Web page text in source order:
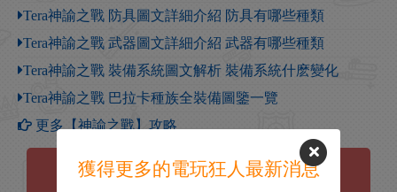
Tera神諭之戰 防具圖文詳細介紹 防具有哪些種類
Tera神諭之戰 武器圖文詳細介紹 武器有哪些種類
Tera神諭之戰 裝備系統圖文解析 裝備系統什麽變化
Tera神諭之戰 巴拉卡種族全裝備圖鑒一覽
更多【神諭之戰】攻略
神諭之戰
獲得更多的電玩狂人最新消息